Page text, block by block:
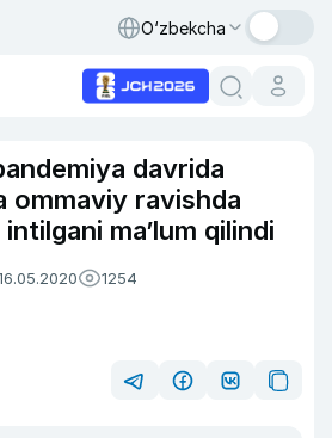
O‘zbekcha
davrida
ommaviy ravishda
ma’lum qilindi
1254